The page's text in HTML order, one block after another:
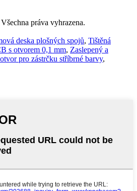
práva vyhrazena.
deska plošných spojů, Tištěná
s otvorem 0,1 mm, Zaslepený a
pro zástrčku stříbrné barvy,